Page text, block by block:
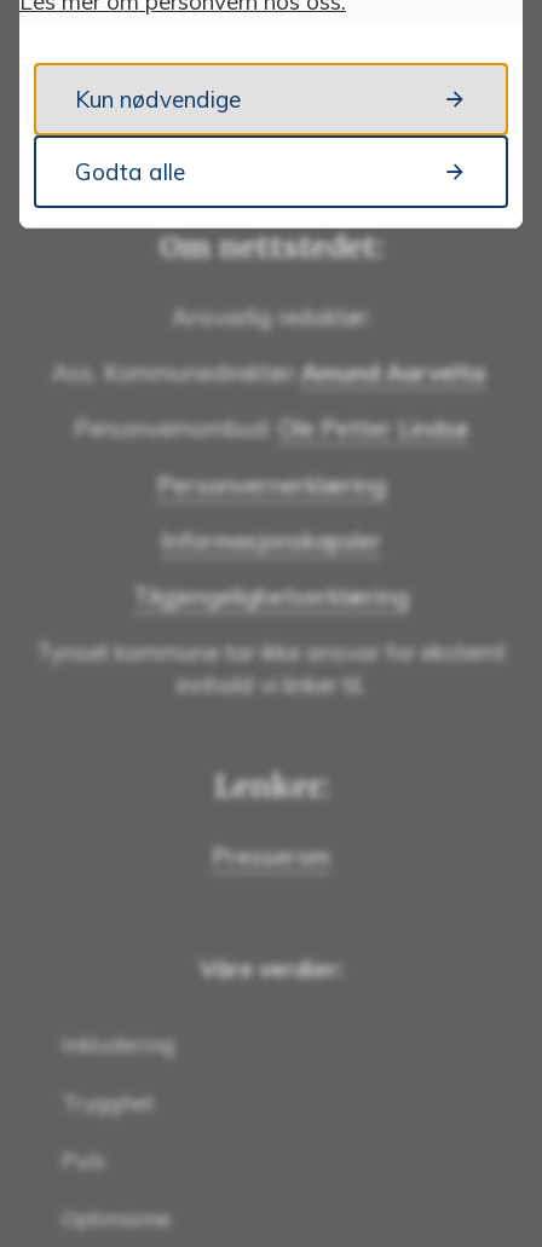
Om nettstedet:
Ansvarlig redaktør:
Ass. Kommunedirektør: Amund Aarvelta
Personvernombud:
Ole Petter Lindsø
Personvernerklæring
Informasjonskapsler
Tilgjengelighetserklæring
Tynset kommune tar ikke ansvar for eksternt
innhold vi linker til.
Lenker:
Presserom
Våre verdier:
Inkludering
Trygghet
Puls
Optimisme
Kun nødvendige
Godta alle